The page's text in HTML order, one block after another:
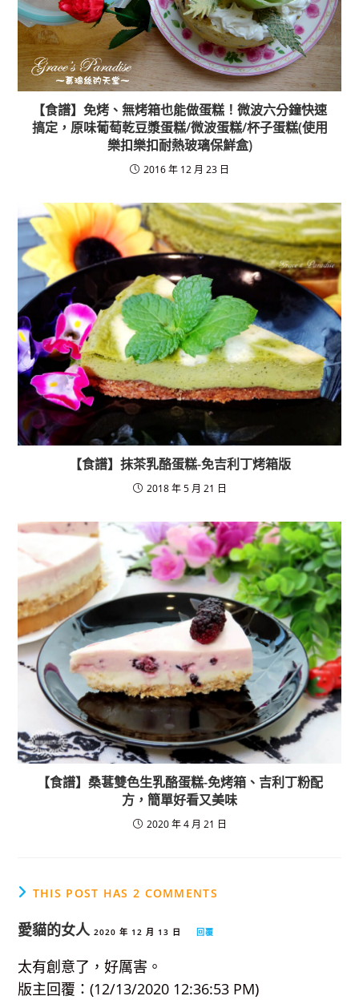
【食譜】免烤、無烤箱也能做蛋糕！微波六分鐘快速
搞定，原味葡萄乾豆漿蛋糕/微波蛋糕/杯子蛋糕(使用
樂扣樂扣耐熱玻璃保鮮盒)
2016 年 12 月 23 日
【食譜】抹茶乳酪蛋糕-免吉利丁烤箱版
2018 年 5 月 21 日
【食譜】桑葚雙色生乳酪蛋糕-免烤箱、吉利丁粉配
方，簡單好看又美味
2020 年 4 月 21 日
THIS POST HAS 2 COMMENTS
愛貓的女人 2020 年 12 月 13 日 回覆
太有創意了，好厲害。
版主回覆：(12/13/2020 12:36:53 PM)